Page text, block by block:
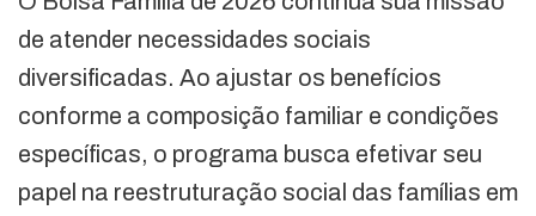
de atender necessidades sociais
diversificadas. Ao ajustar os benefícios
conforme a composição familiar e condições
específicas, o programa busca efetivar seu
papel na reestruturação social das famílias em